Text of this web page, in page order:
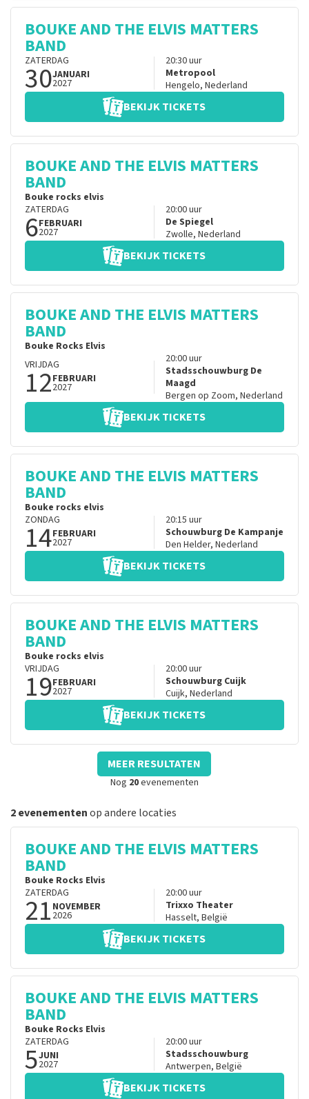
BOUKE AND THE ELVIS MATTERS
BAND
ZATERDAG
30JANUARI
2027
20:30uur
Metropool
Hengelo, Nederland
BEKIJK TICKETS
BOUKE AND THE ELVIS MATTERS
BAND
Bouke rocks elvis
ZATERDAG
6FEBRUARI
2027
20:00uur
De Spiegel
Zwolle, Nederland
BEKIJK TICKETS
BOUKE AND THE ELVIS MATTERS
BAND
Bouke Rocks Elvis
VRIJDAG
12FEBRUARI
2027
20:00uur
Stadsschouwburg De
Maagd
Bergen op Zoom, Nederland
BEKIJK TICKETS
BOUKE AND THE ELVIS MATTERS
BAND
Bouke rocks elvis
ZONDAG
14FEBRUARI
2027
20:15 uur
Schouwburg De Kampanje
Den Helder, Nederland
BEKIJK TICKETS
BOUKE AND THE ELVIS MATTERS
BAND
Bouke rocks elvis
VRIJDAG
19FEBRUARI
2027
20:00uur
Schouwburg Cuijk
Cuijk, Nederland
BEKIJK TICKETS
MEER RESULTATEN
Nog 20evenementen
2 evenementenop andere locaties
BOUKE AND THE ELVIS MATTERS
BAND
Bouke Rocks Elvis
ZATERDAG
21 NOVEMBER
2026
20:00uur
Trixxo Theater
Hasselt, België
BEKIJK TICKETS
BOUKE AND THE ELVIS MATTERS
BAND
Bouke Rocks Elvis
ZATERDAG
5JUNI
2027
20:00uur
Stadsschouwburg
Antwerpen, België
BEKIJK TICKETS